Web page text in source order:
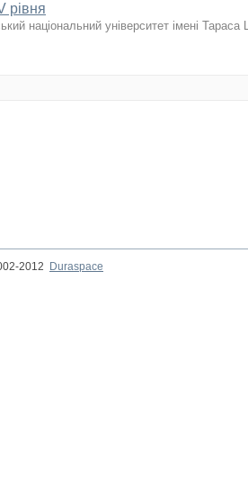
рівня
національний університет імені Тараса
2012
Duraspace